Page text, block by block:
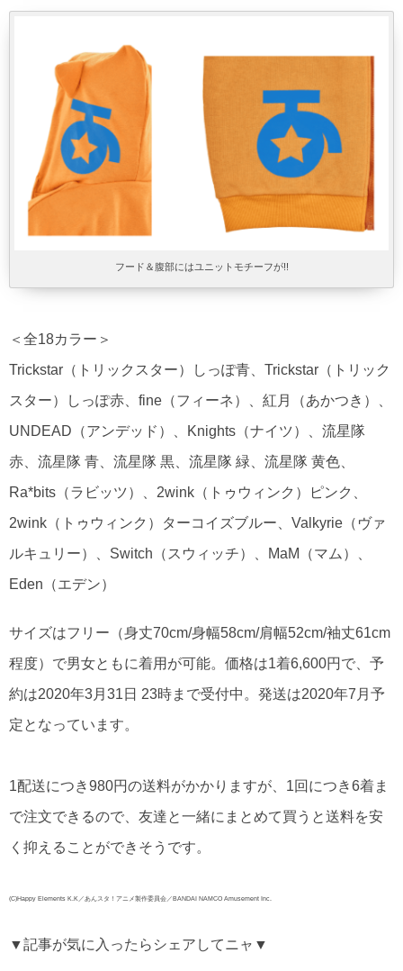
フード＆腹部にはユニットモチーフが!!
＜全18カラー＞
Trickstar（トリックスター）しっぽ青、Trickstar（トリック
スター）しっぽ赤、fine（フィーネ）、紅月（あかつき）、
UNDEAD（アンデッド）、Knights（ナイツ）、流星隊
赤、流星隊 青、流星隊 黒、流星隊 緑、流星隊 黄色、
Ra*bits（ラビッツ）、2wink（トゥウィンク）ピンク、
2wink（トゥウィンク）ターコイズブルー、Valkyrie（ヴァ
ルキュリー）、Switch（スウィッチ）、MaM（マム）、
Eden（エデン）
サイズはフリー（身丈70cm/身幅58cm/肩幅52cm/袖丈61cm
程度）で男女ともに着用が可能。価格は1着6,600円で、予
約は2020年3月31日 23時まで受付中。発送は2020年7月予
定となっています。
1配送につき980円の送料がかかりますが、1回につき6着ま
で注文できるので、友達と一緒にまとめて買うと送料を安
く抑えることができそうです。
(C)Happy Elements K.K／あんスタ！アニメ製作委員会／BANDAI NAMCO Amusement Inc.
▼記事が気に入ったらシェアしてニャ▼